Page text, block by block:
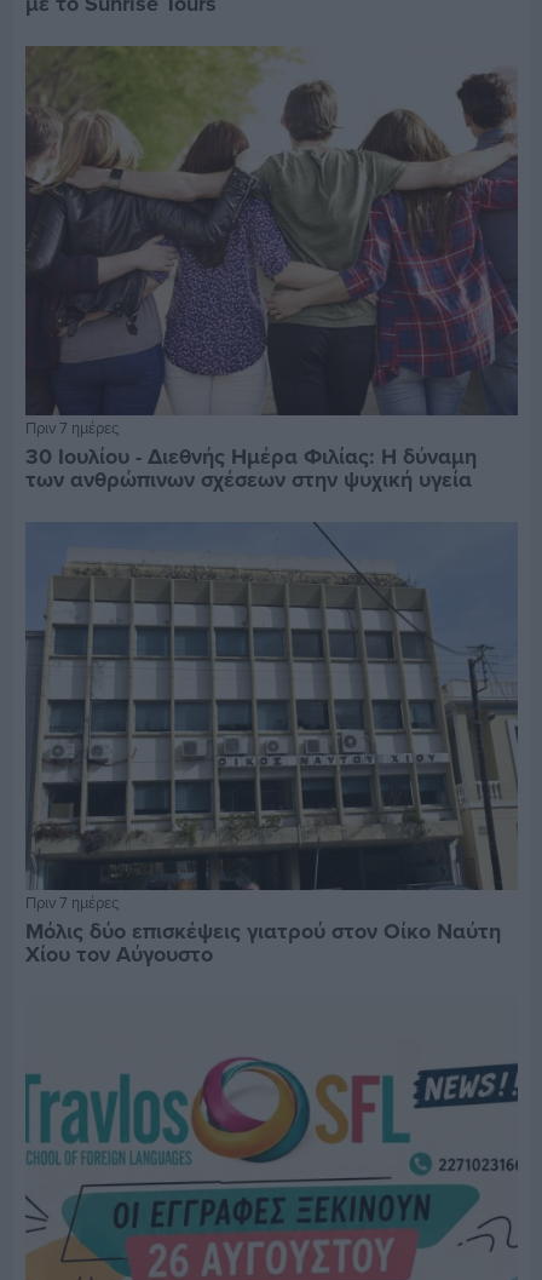
Πριν 7 ημέρες
30 Ιουλίου - Διεθνής Ημέρα Φιλίας: Η δύναμη
των ανθρώπινων σχέσεων στην ψυχική υγεία
Πριν 7 ημέρες
Μόλις δύο επισκέψεις γιατρού στον Οίκο Ναύτη
Χίου τον Αύγουστο